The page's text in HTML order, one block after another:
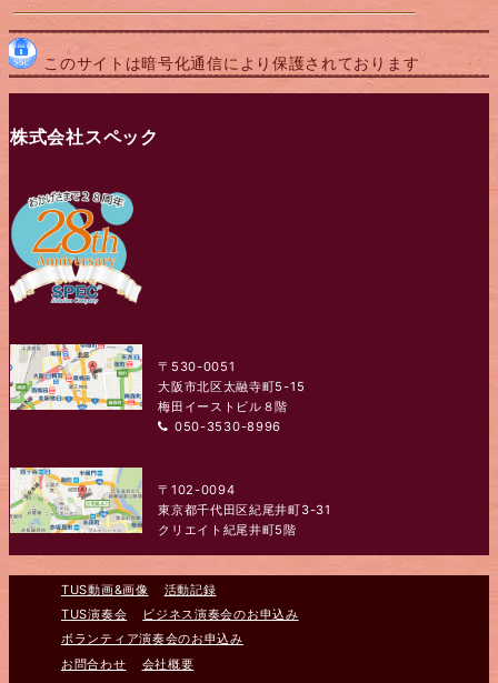
このサイトは暗号化通信により保護されております
株式会社スペック
〒530-0051
大阪市北区太融寺町5-15
梅田イーストビル８階
050-3530-8996
〒102-0094
東京都千代田区紀尾井町3-31
クリエイト紀尾井町5階
TUS動画&画像
活動記録
TUS演奏会
ビジネス演奏会のお申込み
ボランティア演奏会のお申込み
お問合わせ
会社概要